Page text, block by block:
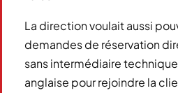
La direction voulait aussi
demandes de réservation
sans intermédiaire
anglaise pour rejoindre la